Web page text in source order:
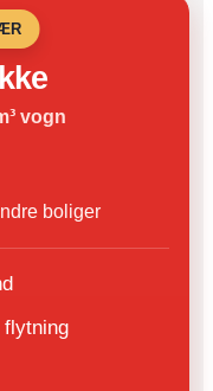
vogn
boliger
flytning